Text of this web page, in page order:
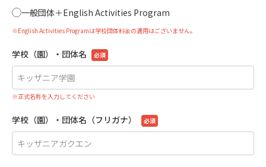
一般団体＋English Activities Program
※English Activities Programは学校団体料金の適用はございません。
学校（園）・団体名 必須
※正式名称を入力してください
学校（園）・団体名（フリガナ） 必須